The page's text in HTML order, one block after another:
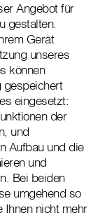
Angebot für
gestalten.
Gerät
unseres
können
gespeichert
eingesetzt:
der
und
Aufbau und die
und
Bei beiden
umgehend so
nicht mehr